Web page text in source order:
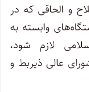
و الحاقی که در
وابسته به
لازم شود،
عالی ذیربط و